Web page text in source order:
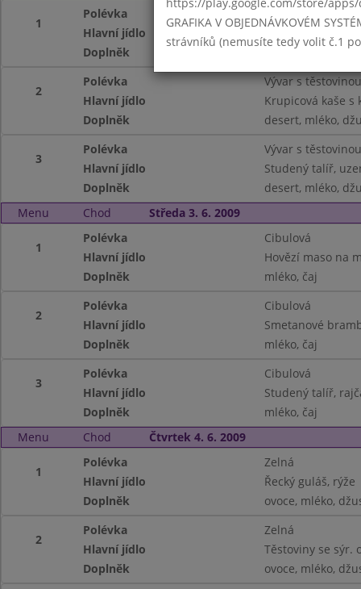
1
Polévka
Vývar s těstovinou
Hlavní jídlo
Doplněk
desert, mléko,
2
Polévka
Vývar s těstovinou
Hlavní jídlo
Krupicová kaše s
Doplněk
desert, mléko,
3
Polévka
Vývar s těstovinou
Hlavní jídlo
Studený talíř,
Doplněk
desert, mléko,
Menu
Chod Středa 3. 6. 2009
1
Polévka
Cibulová
Hlavní jídlo
Hovězí maso na
Doplněk
mléko, čaj
2
Polévka
Cibulová
Hlavní jídlo
Smetanové
Doplněk
mléko, čaj
3
Polévka
Cibulová
Hlavní jídlo
Studený talíř,
Doplněk
mléko, čaj
Menu
Chod Čtvrtek 4. 6. 2009
1
Polévka
Zelná
Hlavní jídlo
Řecký guláš, rýže
Doplněk
ovoce, mléko,
2
Polévka
Zelná
Hlavní jídlo
Těstoviny se sýr.
Doplněk
ovoce, mléko,
GRAFIKA V OBJEDNÁVKOVÉM
strávníků (nemusíte tedy volit č.1